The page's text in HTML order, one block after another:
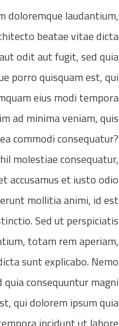
doloremque laudantium,
beatae vitae dicta
odit aut fugit, sed quia
porro quisquam est, qui
eius modi tempora
ad minima veniam, quis
commodi consequatur?
molestiae consequatur,
accusamus et iusto odio
mollitia animi, id est
Sed ut perspiciatis
totam rem aperiam,
sunt explicabo. Nemo
consequuntur magni
qui dolorem ipsum quia